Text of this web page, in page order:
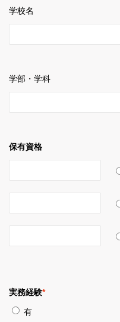
学校名
学部・学科
保有資格
実務経験*
有